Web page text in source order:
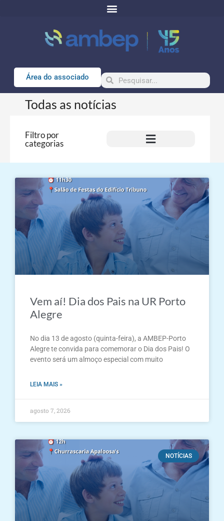
Área do associado
Todas as notícias
Filtro por
categorias
Vem aí! Dia dos Pais na UR Porto
Alegre
No dia 13 de agosto (quinta-feira), a AMBEP-Porto
Alegre te convida para comemorar o Dia dos Pais! O
evento será um almoço especial com muito
LEIA MAIS »
agosto 7, 2026
NOTÍCIAS